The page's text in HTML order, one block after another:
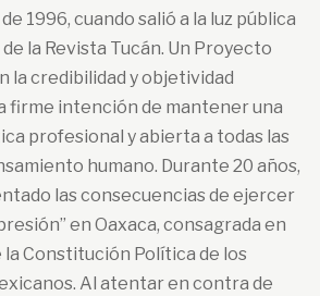
1996, cuando salió a la luz pública
la Revista Tucán. Un Proyecto
la credibilidad y objetividad
firme intención de mantener una
profesional y abierta a todas las
humano. Durante 20 años,
las consecuencias de ejercer
en Oaxaca, consagrada en
la Constitución Política de los
Al atentar en contra de